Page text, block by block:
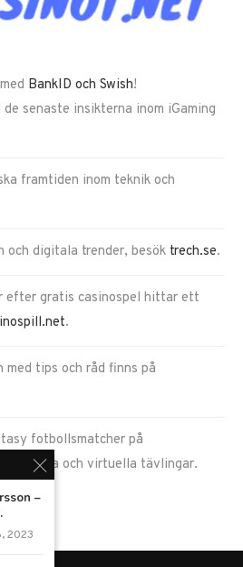
BankID och Swish!
senaste insikterna inom iGaming
framtiden inom teknik och
och digitala trender, besök trech.se.
efter gratis casinospel hittar ett
.
tips och råd finns på
fotbollsmatcher på
verkliga och virtuella tävlingar.
–
2023